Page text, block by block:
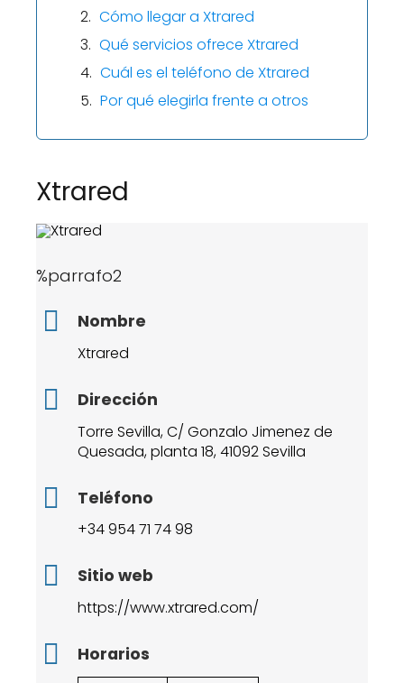
Cómo llegar a Xtrared
Qué servicios ofrece Xtrared
Cuál es el teléfono de Xtrared
Por qué elegirla frente a otros
Xtrared
%parrafo2
Nombre
Xtrared
Dirección
Torre Sevilla, C/ Gonzalo Jimenez de
Quesada, planta 18, 41092 Sevilla
Teléfono
+34 954 71 74 98
Sitio web
https://www.xtrared.com/
Horarios